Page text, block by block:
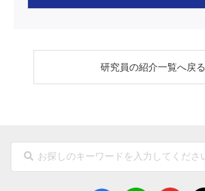
研究員の紹介一覧へ戻る